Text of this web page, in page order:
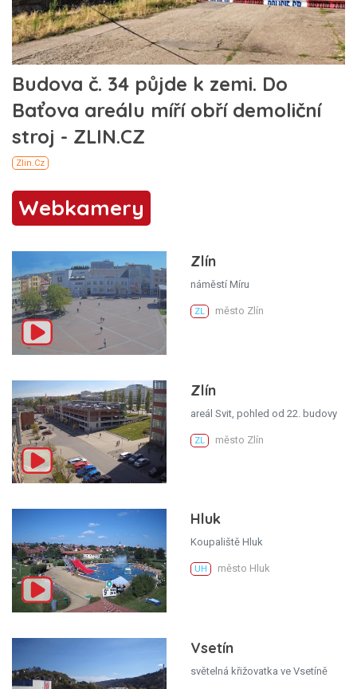
Webkamery
Zlín
náměstí Míru
ZL město Zlín
Zlín
areál Svit, pohled od 22. budovy
ZL město Zlín
Hluk
Koupaliště Hluk
UH město Hluk
Vsetín
světelná křižovatka ve Vsetíně